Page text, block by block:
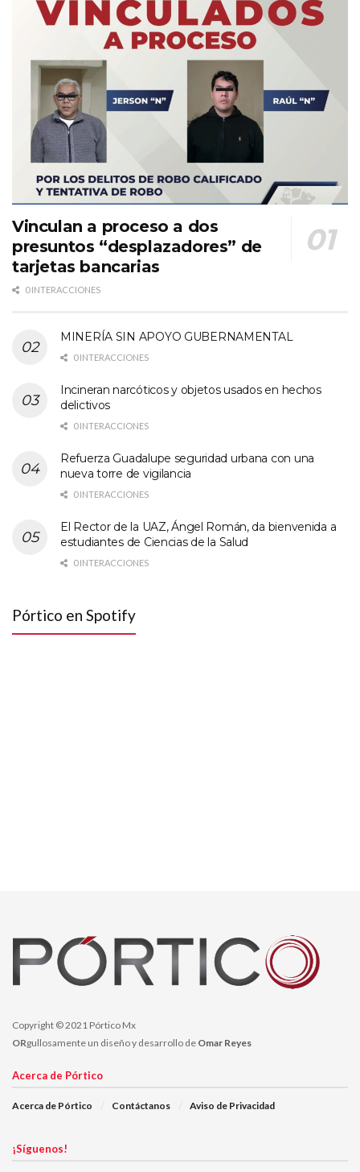
Vinculan a proceso a dos
presuntos “desplazadores” de
tarjetas bancarias
0 INTERACCIONES
MINERÍA SIN APOYO GUBERNAMENTAL
0 INTERACCIONES
Incineran narcóticos y objetos usados en hechos
delictivos
0 INTERACCIONES
Refuerza Guadalupe seguridad urbana con una
nueva torre de vigilancia
0 INTERACCIONES
El Rector de la UAZ, Ángel Román, da bienvenida a
estudiantes de Ciencias de la Salud
0 INTERACCIONES
Pórtico en Spotify
Copyright © 2021 Pórtico Mx
ORgullosamente un diseño y desarrollo de Omar Reyes
Acerca de Pórtico
Acerca de Pórtico Contáctanos Aviso de Privacidad
¡Síguenos!